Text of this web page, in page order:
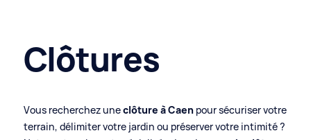
Clôtures
Vous recherchez uneclôture à Caenpour sécuriser votre
terrain, délimiter votre jardin ou préserver votre intimité ?